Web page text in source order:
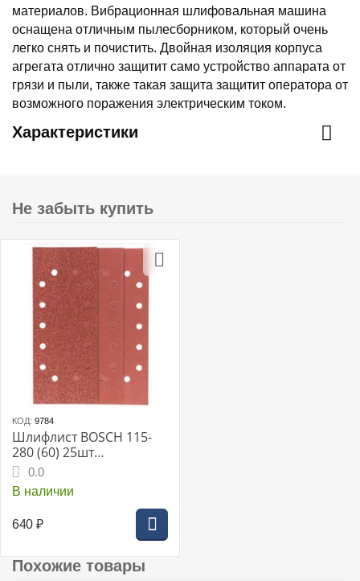
материалов. Вибрационная шлифовальная машина
оснащена отличным пылесборником, который очень
легко снять и почистить. Двойная изоляция корпуса
агрегата отлично защитит само устройство аппарата от
грязи и пыли, также такая защита защитит оператора от
возможного поражения электрическим током.
Характеристики
Не забыть купить
КОД: 9784
Шлифлист BOSCH 115-
280 (60) 25шт
2607018072
0.0
В наличии
640 ₽
Похожие товары